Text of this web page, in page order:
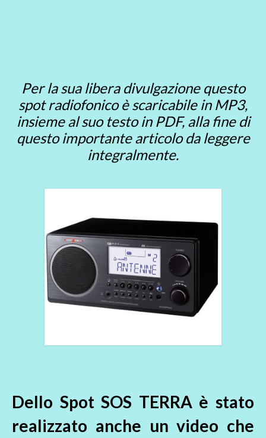
Per la sua libera divulgazione questo
spot radiofonico è scaricabile in MP3,
insieme al suo testo in PDF, alla fine di
questo importante articolo da leggere
integralmente.
Dello Spot SOS TERRA è stato
realizzato anche un video che